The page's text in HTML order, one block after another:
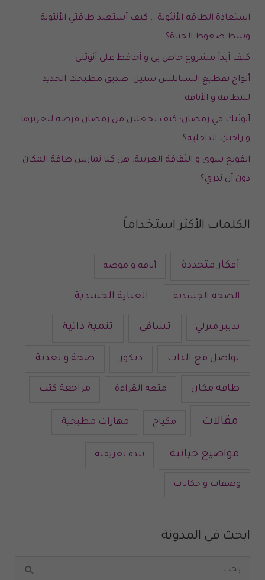
استعادة الطاقة الأنثوية .. كيف أستعيد طاقتي الأنثوية
وسط ضغوط الحياة؟
كيف أبدأ مشروع خاص بي و أحافظ على أنوثتي
ألواح تقطيع الستانلس ستيل: صديق مطبخك الجديد
للنظافة و الأناقة
أنوثتك في رمضان: كيف تجعلين من رمضان فرصة لتعزيزها
و راحتكِ الداخلية؟
الفونج شوي و الثقافة العربية: هل كنا نمارس طاقة المكان
دون أن ندري؟
الكلمات الأكثر استخداماً
أفكار متجددة أناقة و موضة
الصحة الجسدية العناية الجسدية
تدبير منزلي تشافي تنمية ذاتية
تواصل مع الذات ديكور صحة و تغذية
طاقة مكان متعة القراءة مراجعة كتب
مقالات مكياج مهارات مطبخية
مواضيع حياتية نبذة تعريفية
وصفات و حكايات
ابحث في المدونة